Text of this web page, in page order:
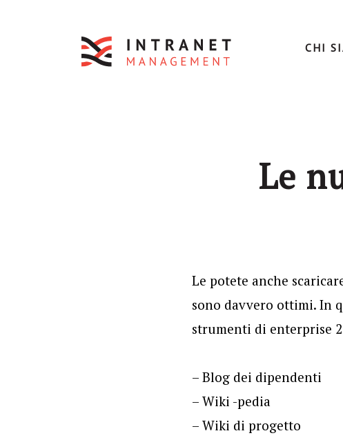
CHI
Le
Le potete anche
sono davvero ottimi. In
strumenti di enterprise
– Blog dei dipendenti
– Wiki -pedia
– Wiki di progetto